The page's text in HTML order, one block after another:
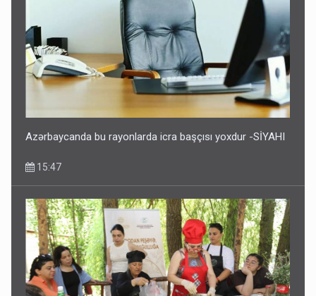
Azərbaycanda bu rayonlarda icra başçısı yoxdur -SİYAHI
15:47